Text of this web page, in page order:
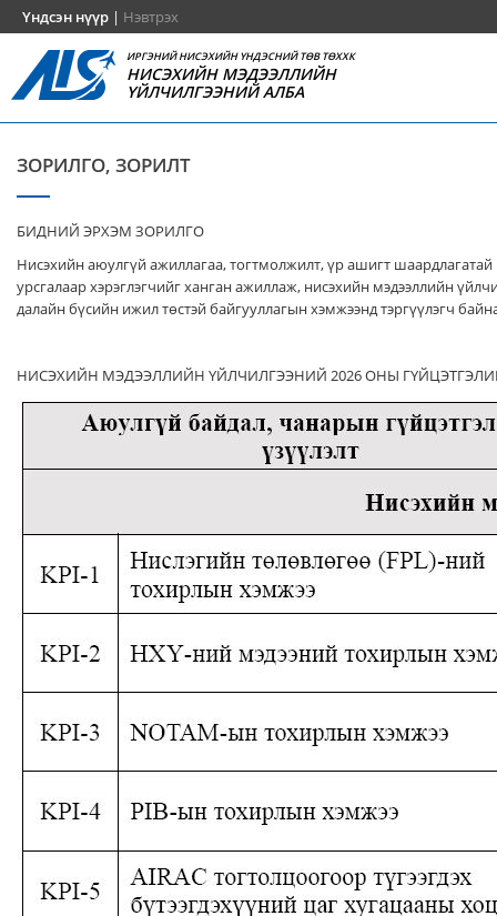
Үндсэн нүүр | Нэвтрэх
ИРГЭНИЙ НИСЭХИЙН ҮНДЭСНИЙ ТӨВ ТӨХХК
НИСЭХИЙН МЭДЭЭЛЛИЙН
ҮЙЛЧИЛГЭЭНИЙ АЛБА
ЗОРИЛГО, ЗОРИЛТ
БИДНИЙ ЭРХЭМ ЗОРИЛГО
Нисэхийн аюулгүй ажиллагаа, тогтмолжилт, үр ашигт шаардлагатай
урсгалаар хэрэглэгчийг ханган ажиллаж, нисэхийн мэдээллийн
далайн бүсийн ижил төстэй байгууллагын хэмжээнд тэргүүлэгч
НИСЭХИЙН МЭДЭЭЛЛИЙН ҮЙЛЧИЛГЭЭНИЙ 2026 ОНЫ